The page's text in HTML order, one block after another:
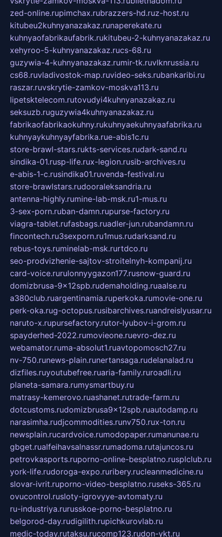
zed-online.rupimchax.rubrazzers-hd.ruz-host.ru
kitubeu2kuhnyanazakaz.runaperekate.ru
kuhnyaofabrikaufabrik.rukitubeu-2-kuhnyanazakaz.ru
xehyroo-5-kuhnyanazakaz.rucs-68.ru
guzywia-4-kuhnyanazakaz.rumir-tk.ruvlknrussia.ru
cs68.ruvladivostok-map.ruvideo-seks.rubankaribi.ru
raszar.ruvskrytie-zamkov-moskva113.ru
lipetsktelecom.rutovudyi4kuhnyanazakaz.ru
seksuzb.ruguzywia4kuhnyanazakaz.ru
fabrikaofabrikaokuhny.rukuhnyaekuhnyaafabrika.ru
kuhnyaykuhnyayfabrika.rue-abis1c.ru
store-brawl-stars.rukts-services.rudark-sand.ru
sindika-01.rusp-life.rux-legion.rusib-archives.ru
e-abis-1-c.rusindika01.ruvenda-festival.ru
store-brawlstars.rudooraleksandria.ru
antenna-highly.rumine-lab-msk.ru1-mus.ru
3-sex-porn.ruban-damn.rupurse-factory.ru
viagra-tablet.rufasbags.ruadler-jun.rubandamn.ru
fincontech.ru3sexporn.ru1mus.rudarksand.ru
rebus-toys.ruminelab-msk.rurtdco.ru
seo-prodvizhenie-sajtov-stroitelnyh-kompanij.ru
card-voice.rurulonnyygazon177.rusnow-guard.ru
domizbrusa-9x12spb.rudemaholding.ruaalse.ru
a380club.ruargentinamia.ruperkoka.rumovie-one.ru
perk-oka.rug-octopus.rusibarchives.ruandreislyusar.ru
naruto-x.rupursefactory.rutor-lyubov-i-grom.ru
spayderhed-2022.rumovieone.ruevro-dez.ru
webamator.ruma-absolut1.ruavtopomosch27.ru
nv-750.runews-plain.runertansaga.rudelanalad.ru
dizfiles.ruyoutubefree.ruaria-family.ruroadli.ru
planeta-samara.rumysmartbuy.ru
matrasy-kemerovo.ruashanet.rutrade-farm.ru
dotcustoms.rudomizbrusa9x12spb.ruautodamp.ru
narasimha.rudjcommodities.runv750.rux-ton.ru
newsplain.rucardvoice.rumodopaper.rumanunae.ru
gbget.rualfeihavsalnassr.rumadoma.rutajuncos.ru
petrovkasports.ruporno-online-besplatno.rusplclub.ru
york-life.rudoroga-expo.ruribery.rucleanmedicine.ru
slovar-ivrit.ruporno-video-besplatno.ruseks-365.ru
ovucontrol.rusloty-igrovyye-avtomaty.ru
ru-industriya.rurusskoe-porno-besplatno.ru
belgorod-day.rudigilith.rupichkurovlab.ru
medic-today.rutaksu.rucomp123.rudon-ykt.ru